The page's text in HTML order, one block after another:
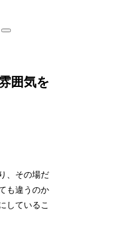
囲気を
、その場だ
も違うのか
しているこ